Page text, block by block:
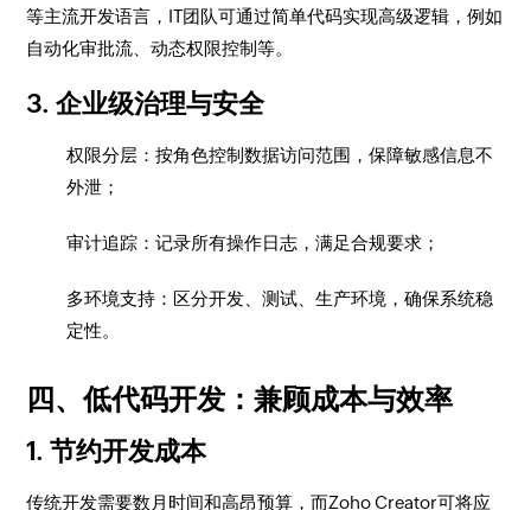
等主流开发语言，IT团队可通过简单代码实现高级逻辑，例如
自动化审批流、动态权限控制等。
3. 企业级治理与安全
权限分层：按角色控制数据访问范围，保障敏感信息不
外泄；
审计追踪：记录所有操作日志，满足合规要求；
多环境支持：区分开发、测试、生产环境，确保系统稳
定性。
四、低代码开发：兼顾成本与效率
1. 节约开发成本
传统开发需要数月时间和高昂预算，而Zoho Creator可将应